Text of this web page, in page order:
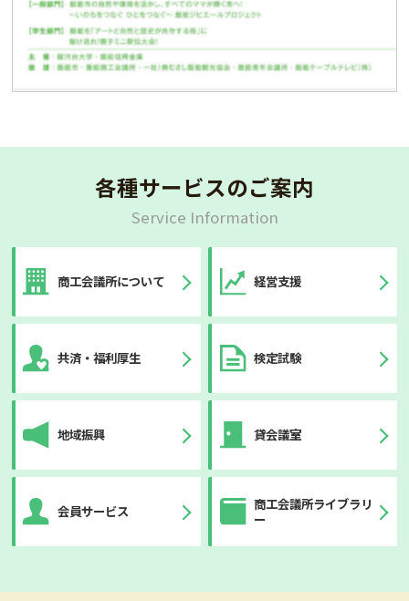
各種サービスのご案内
Service Information
商工会議所について 経営支援
共済・福利厚生 検定試験
地域振興 貸会議室
会員サービス
商工会議所ライブラリ
ー